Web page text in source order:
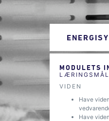
MODULETS
LÆRINGSMÅL
VIDEN
Have
Have